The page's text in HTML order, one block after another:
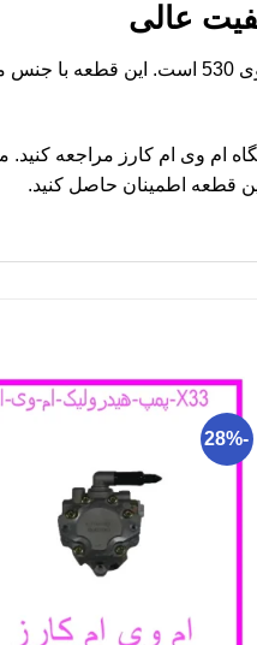
دسته موتور جلو 530 قطعه‌ای کلیدی برای نصب و
تضمینی، به فروشگاه ام وی ام کارز
-28%